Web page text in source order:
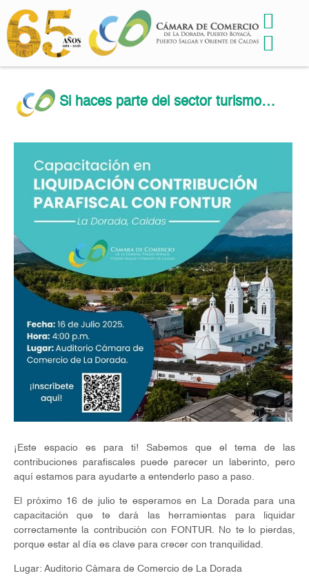
Si haces parte del sector turismo…
¡Este espacio es para ti! Sabemos que el tema de las
contribuciones parafiscales puede parecer un laberinto, pero
aquí estamos para ayudarte a entenderlo paso a paso.
El próximo 16 de julio te esperamos en La Dorada para una
capacitación que te dará las herramientas para liquidar
correctamente la contribución con FONTUR. No te lo pierdas,
porque estar al día es clave para crecer con tranquilidad.
Lugar: Auditorio Cámara de Comercio de La Dorada